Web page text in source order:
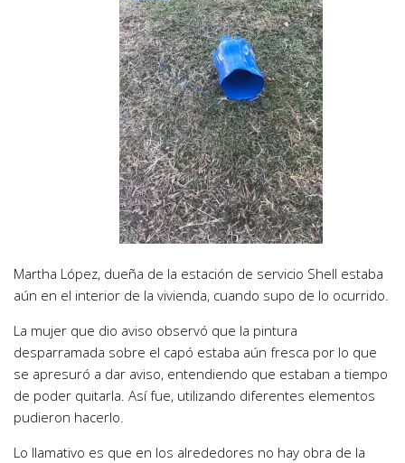
Martha López, dueña de la estación de servicio Shell estaba
aún en el interior de la vivienda, cuando supo de lo ocurrido.
La mujer que dio aviso observó que la pintura
desparramada sobre el capó estaba aún fresca por lo que
se apresuró a dar aviso, entendiendo que estaban a tiempo
de poder quitarla. Así fue, utilizando diferentes elementos
pudieron hacerlo.
Lo llamativo es que en los alrededores no hay obra de la